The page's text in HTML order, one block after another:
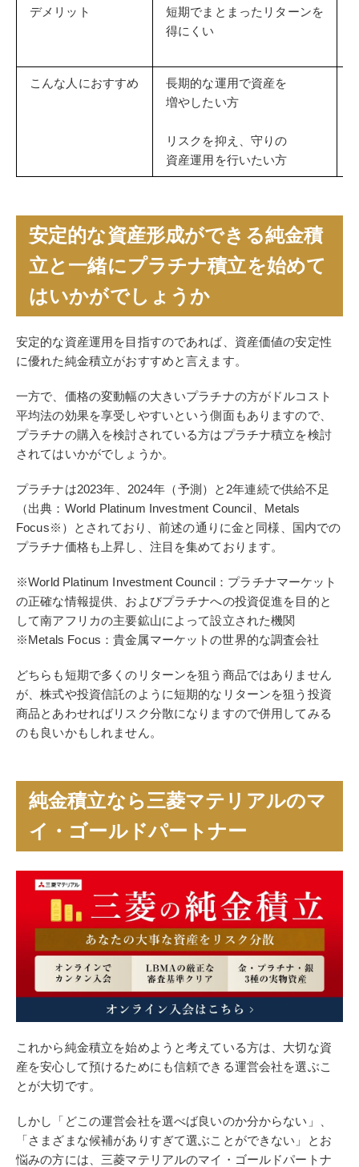
デメリット
短期でまとまったリターンを
得にくい
こんな人におすすめ
長期的な運用で資産を
増やしたい方
リスクを抑え、守りの
資産運用を行いたい方
安定的な資産形成ができる純金積
立と一緒にプラチナ積立を始めて
はいかがでしょうか
安定的な資産運用を目指すのであれば、資産価値の安定性
に優れた純金積立がおすすめと言えます。
一方で、価格の変動幅の大きいプラチナの方がドルコスト
平均法の効果を享受しやすいという側面もありますので、
プラチナの購入を検討されている方はプラチナ積立を検討
されてはいかがでしょうか。
プラチナは2023年、2024年（予測）と2年連続で供給不足
（出典： World Platinum Investment Council、Metals
Focus※）とされており、前述の通りに金と同様、国内での
プラチナ価格も上昇し、注目を集めております。
※World Platinum Investment Council：プラチナマーケット
の正確な情報提供、およびプラチナへの投資促進を目的と
して南アフリカの主要鉱山によって設立された機関
※Metals Focus：貴金属マーケットの世界的な調査会社
どちらも短期で多くのリターンを狙う商品ではありません
が、株式や投資信託のように短期的なリターンを狙う投資
商品とあわせればリスク分散になりますので併用してみる
のも良いかもしれません。
純金積立なら三菱マテリアルのマ
イ・ゴールドパートナー
これから純金積立を始めようと考えている方は、大切な資
産を安心して預けるためにも信頼できる運営会社を選ぶこ
とが大切です。
しかし「どこの運営会社を選べば良いのか分からない」、
「さまざまな候補がありすぎて選ぶことができない」とお
悩みの方には、三菱マテリアルのマイ・ゴールドパートナ